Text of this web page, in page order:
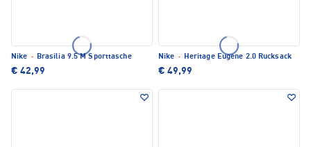
Nike · Brasilia 9.5 M Sporttasche
€ 42,99
Nike · Heritage Eugene 2.0 Rucksack
€ 49,99